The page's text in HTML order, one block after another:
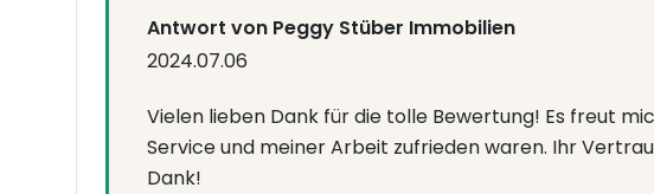
Antwort von Peggy Stüber Immobilien
2024.07.06
Vielen lieben Dank für die tolle Bewertung! Es freut
Service und meiner Arbeit zufrieden waren. Ihr
Dank!